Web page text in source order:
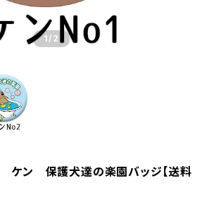
1 /2
ケン 保護犬達の楽園バッジ【送料